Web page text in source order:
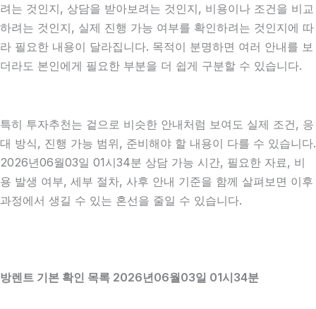
려는 것인지, 상담을 받아보려는 것인지, 비용이나 조건을 비교
하려는 것인지, 실제 진행 가능 여부를 확인하려는 것인지에 따
라 필요한 내용이 달라집니다. 목적이 분명하면 여러 안내를 보
더라도 본인에게 필요한 부분을 더 쉽게 구분할 수 있습니다.
특히 투자추천는 겉으로 비슷한 안내처럼 보여도 실제 조건, 응
대 방식, 진행 가능 범위, 준비해야 할 내용이 다를 수 있습니다.
2026년06월03일 01시34분 상담 가능 시간, 필요한 자료, 비
용 발생 여부, 세부 절차, 사후 안내 기준을 함께 살펴보면 이후
과정에서 생길 수 있는 혼선을 줄일 수 있습니다.
방렌트 기본 확인 목록 2026년06월03일 01시34분